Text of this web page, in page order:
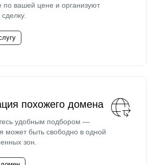
по вашей цене и организуют
похожего домена
удобным подбором —
может быть свободно в одной
зон.